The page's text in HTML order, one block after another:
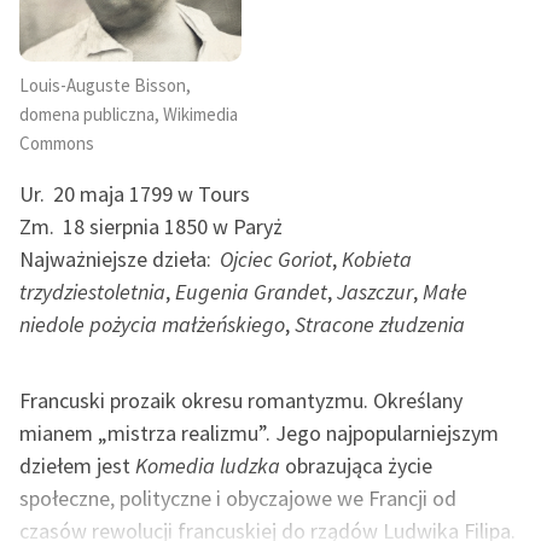
Zasady wykorzystania
Wolnych Lektur
Logotypy
Polityka prywatności
Regulamin biblioteki
Dane fundacji i
Regulamin darowizn
Informacja o treściach
wrażliwych
Deklaracja dostępności
II. Kobieta bez serca
III. Agonia
Epilog
Louis-Auguste Bisson,
domena publiczna, Wikimedia
Commons
Ur. 20 maja 1799 w Tours
Zm. 18 sierpnia 1850 w Paryż
Najważniejsze dzieła: Ojciec Goriot,Kobieta
trzydziestoletnia,Eugenia Grandet,Jaszczur,Małe
niedole pożycia małżeńskiego,Stracone złudzenia
Francuski prozaik okresu romantyzmu. Określany
mianem „mistrza realizmu”. Jego najpopularniejszym
dziełem jest Komedia ludzka obrazująca życie
społeczne, polityczne i obyczajowe we Francji od
czasów rewolucji francuskiej do rządów Ludwika Filipa.